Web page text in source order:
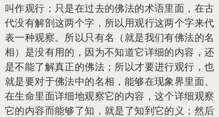
叫作观行；只是在过去的佛法的术语里面，在古
代没有解剖这两个字，所以用观行这两个字来代
表一种观察。所以只有名（就是我们有佛法的名
相）是没有用的，因为不知道它详细的内容，还
是不能了解真正的佛法；所以才要进行观行，也
就是要对于佛法中的名相，能够在现象界里面、
在生命里面详细地观察它的内容，这个详细观察
它的内容而能够了知，就是了知到它的义；然后